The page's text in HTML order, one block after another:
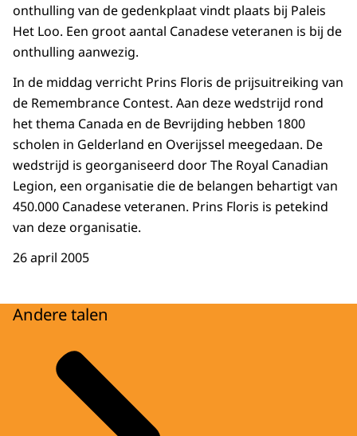
onthulling van de gedenkplaat vindt plaats bij Paleis
Het Loo. Een groot aantal Canadese veteranen is bij de
onthulling aanwezig.
In de middag verricht Prins Floris de prijsuitreiking van
de Remembrance Contest. Aan deze wedstrijd rond
het thema Canada en de Bevrijding hebben 1800
scholen in Gelderland en Overijssel meegedaan. De
wedstrijd is georganiseerd door The Royal Canadian
Legion, een organisatie die de belangen behartigt van
450.000 Canadese veteranen. Prins Floris is petekind
van deze organisatie.
26 april 2005
Andere talen